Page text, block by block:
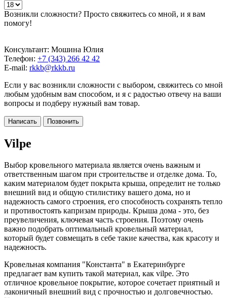
Возникли сложности? Просто свяжитесь со мной, и я вам
помогу!
Консультант: Мошина Юлия
Телефон: +7 (343) 266 42 42
E-mail: rkkb@rkkb.ru
Если у вас возникли сложности с выбором, свяжитесь со мной
любым удобным вам способом, и я с радостью отвечу на ваши
вопросы и подберу нужный вам товар.
Написать Позвонить
Vilpe
Выбор кровельного материала является очень важным и
ответственным шагом при строительстве и отделке дома. То,
каким материалом будет покрыта крыша, определит не только
внешний вид и общую стилистику вашего дома, но и
надежность самого строения, его способность сохранять тепло
и противостоять капризам природы. Крыша дома - это, без
преувеличения, ключевая часть строения. Поэтому очень
важно подобрать оптимальный кровельный материал,
который будет совмещать в себе такие качества, как красоту и
надежность.
Кровельная компания "Константа" в Екатеринбурге
предлагает вам купить такой материал, как vilpe. Это
отличное кровельное покрытие, которое сочетает приятный и
лаконичный внешний вид с прочностью и долговечностью.